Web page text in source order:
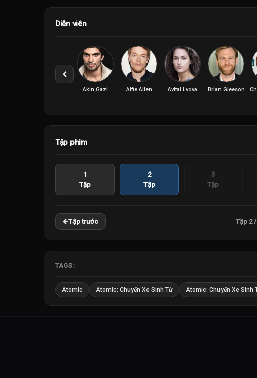
Diễn viên
Akin Gazi Alfie Allen Avital Lvova Brian Gleeson
Tập phim
1
Tập
2
Tập
3
Tập
Tập trước Tập 2
TAGS:
Atomic Atomic: Chuyến Xe Sinh Tử Atomic: Chuyến Xe Sinh